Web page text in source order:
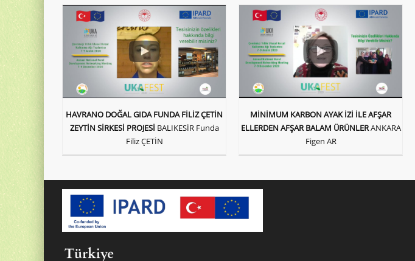
HAVRANO DOĞAL GIDA FUNDA FİLİZ ÇETİN
ZEYTİN SİRKESİ PROJESİ BALIKESİR Funda
Filiz ÇETİN
MİNİMUM KARBON AYAK İZİ İLE AFŞAR
ELLERDEN AFŞAR BALAM ÜRÜNLERANKARA
Figen AR